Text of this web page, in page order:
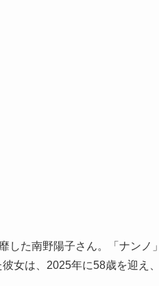
した南野陽子さん。「ナンノ
女は、2025年に58歳を迎え